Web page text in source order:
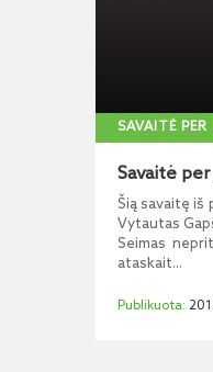
SAVAITĖ PER
Savaitė
Šią savaitę iš
Vytautas
Seimas
ataskait...